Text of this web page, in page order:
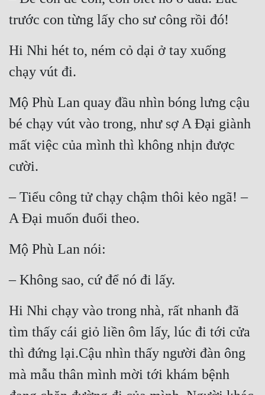
trước con từng lấy cho sư công rồi đó!
Hi Nhi hét to, ném cỏ dại ở tay xuống
chạy vút đi.
Mộ Phù Lan quay đầu nhìn bóng lưng cậu
bé chạy vút vào trong, như sợ A Đại giành
mất việc của mình thì không nhịn được
cười.
– Tiểu công tử chạy chậm thôi kẻo ngã! –
A Đại muốn đuổi theo.
Mộ Phù Lan nói:
– Không sao, cứ để nó đi lấy.
Hi Nhi chạy vào trong nhà, rất nhanh đã
tìm thấy cái giỏ liền ôm lấy, lúc đi tới cửa
thì đứng lại.Cậu nhìn thấy người đàn ông
mà mẫu thân mình mời tới khám bệnh